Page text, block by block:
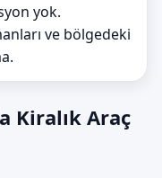
yok.
ve bölgedeki
Kiralık Araç